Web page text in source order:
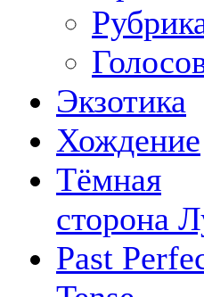
Экзотика
Хождение
Тёмная
сторона
Past